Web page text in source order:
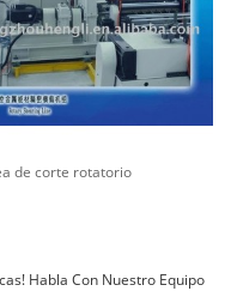
de corte rotatorio
Habla Con Nuestro Equipo